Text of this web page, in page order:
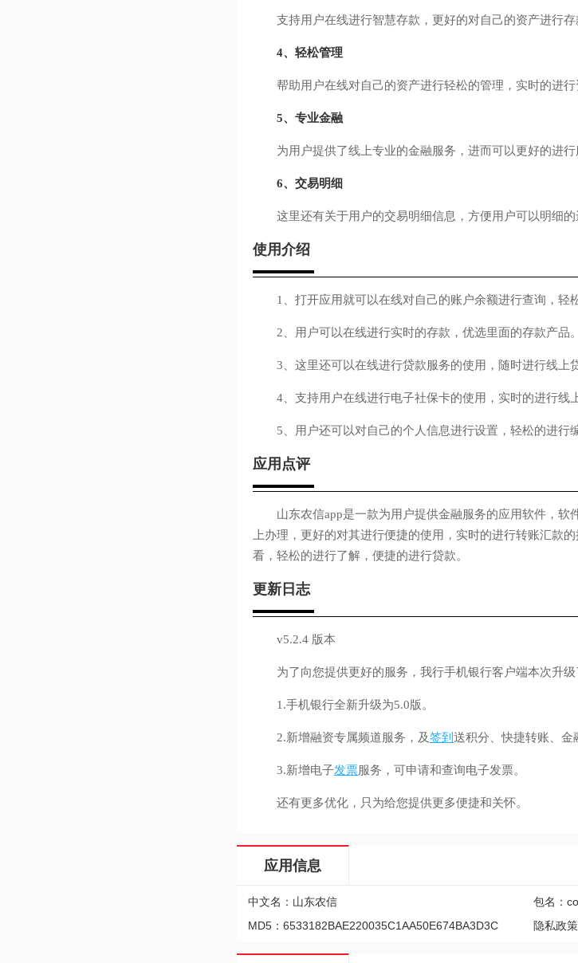
支持用户在线进行智慧存款，更好的对自己的资产进行存
4、轻松管理
帮助用户在线对自己的资产进行轻松的管理，实时的进行
5、专业金融
为用户提供了线上专业的金融服务，进而可以更好的进行
6、交易明细
这里还有关于用户的交易明细信息，方便用户可以明细的
使用介绍
1、打开应用就可以在线对自己的账户余额进行查询，轻松
2、用户可以在线进行实时的存款，优选里面的存款产品。
3、这里还可以在线进行贷款服务的使用，随时进行线上贷
4、支持用户在线进行电子社保卡的使用，实时的进行线上
5、用户还可以对自己的个人信息进行设置，轻松的进行编
应用点评
山东农信app是一款为用户提供金融服务的应用软件，软
上办理，更好的对其进行便捷的使用，实时的进行转账汇款
看，轻松的进行了解，便捷的进行贷款。
更新日志
v5.2.4 版本
为了向您提供更好的服务，我行手机银行客户端本次升级
1.手机银行全新升级为5.0版。
2.新增融资专属频道服务，及签到 送积分、快捷转账、金
3.新增电子发票服务，可申请和查询电子发票。
还有更多优化，只为给您提供更多便捷和关怀。
应用信息
中文名：山东农信
包名：
MD5：6533182BAE220035C1AA50E674BA3D3C
隐私政策